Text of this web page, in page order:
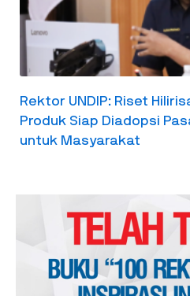
Rektor UNDIP: Riset
Produk Siap Diadopsi
untuk Masyarakat